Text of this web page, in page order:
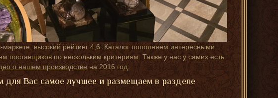
высокий рейтинг 4,6. Каталог пополняем интересными
по нескольким критериям. Также у нас у самих есть
о нашем производстве на 2016 год.
Вас самое лучшее и размещаем в разделе